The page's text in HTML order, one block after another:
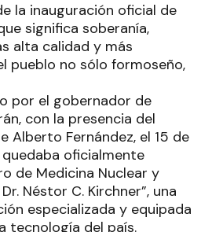
la inauguración oficial de
significa soberanía,
alta calidad y más
pueblo no sólo formoseño,
por el gobernador de
con la presencia del
Alberto Fernández, el 15 de
oficialmente
de Medicina Nuclear y
Néstor C. Kirchner”, una
especializada y equipada
tecnología del país.